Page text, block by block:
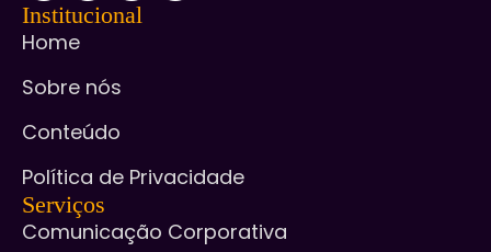
Institucional
Home
Sobre nós
Conteúdo
Política de Privacidade
Serviços
Comunicação Corporativa